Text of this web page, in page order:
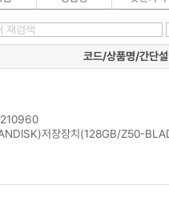
코드/상품명/간단
저장장치(128GB/Z50-